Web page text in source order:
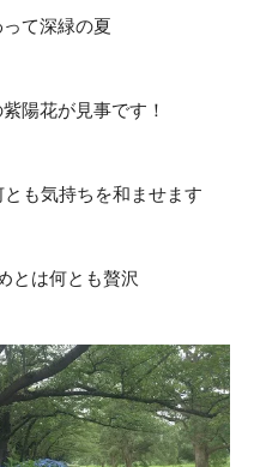
て深緑の夏
陽花が見事です！
も気持ちを和ませます
とは何とも贅沢